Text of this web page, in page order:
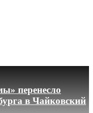
перенесло
в Чайковский